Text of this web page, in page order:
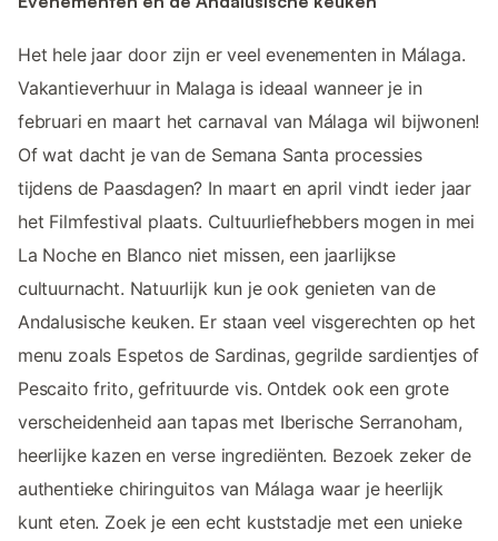
Het hele jaar door zijn er veel evenementen in Málaga.
Vakantieverhuur in Malaga is ideaal wanneer je in
februari en maart het carnaval van Málaga wil bijwonen!
Of wat dacht je van de Semana Santa processies
tijdens de Paasdagen? In maart en april vindt ieder jaar
het Filmfestival plaats. Cultuurliefhebbers mogen in mei
La Noche en Blanco niet missen, een jaarlijkse
cultuurnacht. Natuurlijk kun je ook genieten van de
Andalusische keuken. Er staan veel visgerechten op het
menu zoals Espetos de Sardinas, gegrilde sardientjes of
Pescaito frito, gefrituurde vis. Ontdek ook een grote
verscheidenheid aan tapas met Iberische Serranoham,
heerlijke kazen en verse ingrediënten. Bezoek zeker de
authentieke chiringuitos van Málaga waar je heerlijk
kunt eten. Zoek je een echt kuststadje met een unieke